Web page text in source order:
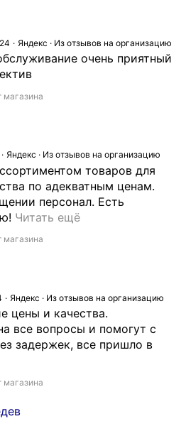
Яндекс · Из отзывов на организацию
очень приятный
магазина
Яндекс · Из отзывов на организацию
товаров для
по адекватным ценам.
персонал. Есть
Читать ещёХ
и
й
м
а
магазина
Яндекс · Из отзывов на организацию
цены и качества.
все вопросы и помогут с
задержек, все пришло в
магазина